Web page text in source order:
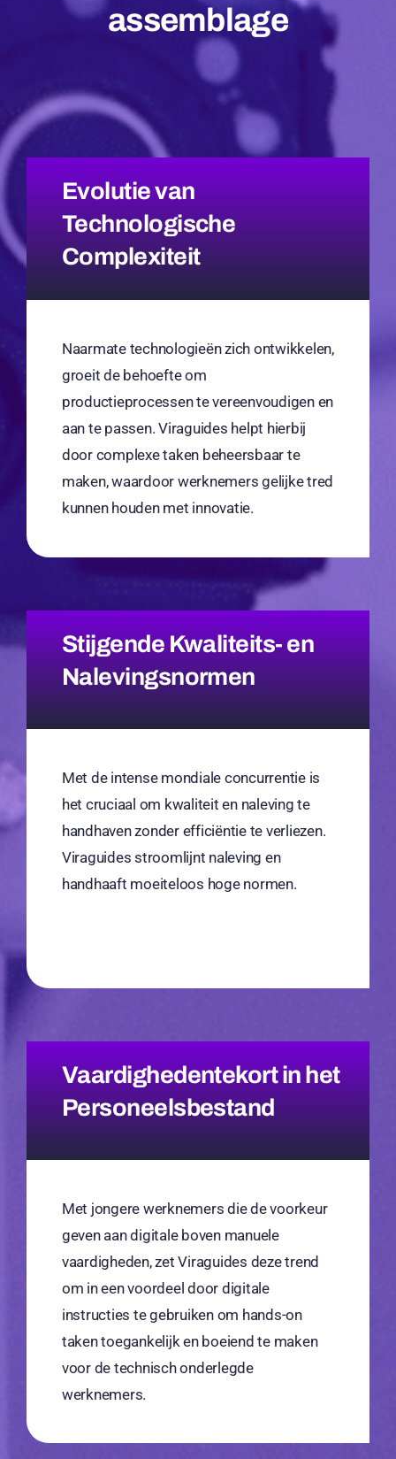
assemblage
Evolutie van
Technologische
Complexiteit
Naarmate technologieën zich ontwikkelen,
groeit de behoefte om
productieprocessen te vereenvoudigen en
aan te passen. Viraguides helpt hierbij
door complexe taken beheersbaar te
maken, waardoor werknemers gelijke tred
kunnen houden met innovatie.
Stijgende Kwaliteits- en
Nalevingsnormen
Met de intense mondiale concurrentie is
het cruciaal om kwaliteit en naleving te
handhaven zonder efficiëntie te verliezen.
Viraguides stroomlijnt naleving en
handhaaft moeiteloos hoge normen.
Vaardighedentekort in het
Personeelsbestand
Met jongere werknemers die de voorkeur
geven aan digitale boven manuele
vaardigheden, zet Viraguides deze trend
om in een voordeel door digitale
instructies te gebruiken om hands-on
taken toegankelijk en boeiend te maken
voor de technisch onderlegde
werknemers.